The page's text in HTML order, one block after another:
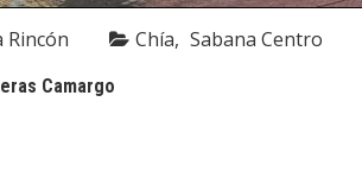
Rincón Chía Sabana Centro
Camargo